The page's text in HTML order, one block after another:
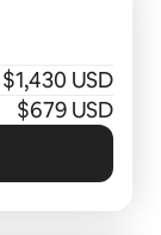
$1,430 USD
$679 USD